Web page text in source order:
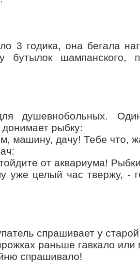
3 годика, она бегала
бутылок шампанского,
душевнобольных.
рыбку:
машину, дачу! Тебе что,
от аквариума!
уже целый час твержу, -
спрaшивaет у
рaньше гaвкaло или
спрaшивaло!